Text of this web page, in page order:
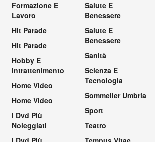
Formazione E
Lavoro
Hit Parade
Hit Parade
Hobby E
Intrattenimento
Home Video
Home Video
I Dvd Più
Noleggiati
Salute E
Benessere
Salute E
Benessere
Sanità
Scienza E
Tecnologia
Sommelier Umbria
Sport
Teatro